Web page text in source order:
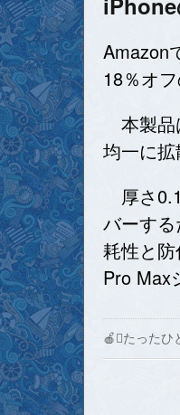
Amazon
18％オ
本製品
均一に
厚さ
バーす
耗性と
Pro Max
🍎たったひ